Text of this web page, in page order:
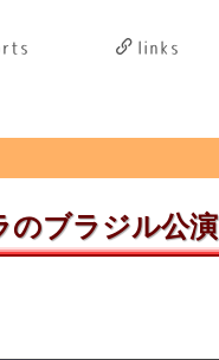
links
ブラジル公演